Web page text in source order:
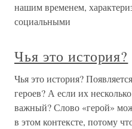
нашим временем,
социальными
Чья это история?
Чья это история?
героев? А если их
важный? Слово «герой»
в этом контексте, потому